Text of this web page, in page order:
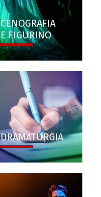
CENOGRAFIA
E FIGURINO
DRAMATURGIA